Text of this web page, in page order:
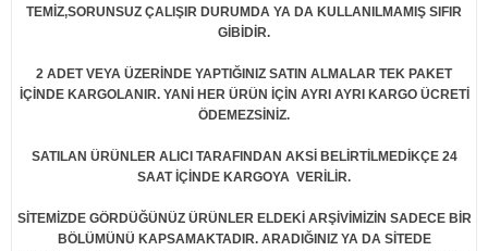
TEMİZ,SORUNSUZ ÇALIŞIR DURUMDA YA DA KULLANILMAMIŞ SIFIR
GİBİDİR.
2 ADET VEYA ÜZERİNDE YAPTIĞINIZ SATIN ALMALAR TEK PAKET
İÇİNDE KARGOLANIR. YANİ HER ÜRÜN İÇİN AYRI AYRI KARGO ÜCRETİ
ÖDEMEZSİNİZ.
SATILAN ÜRÜNLER ALICI TARAFINDAN AKSİ BELİRTİLMEDİKÇE 24
SAAT İÇİNDE KARGOYA VERİLİR.
SİTEMİZDE GÖRDÜĞÜNÜZ ÜRÜNLER ELDEKİ ARŞİVİMİZİN SADECE BİR
BÖLÜMÜNÜ KAPSAMAKTADIR. ARADIĞINIZ YA DA SİTEDE